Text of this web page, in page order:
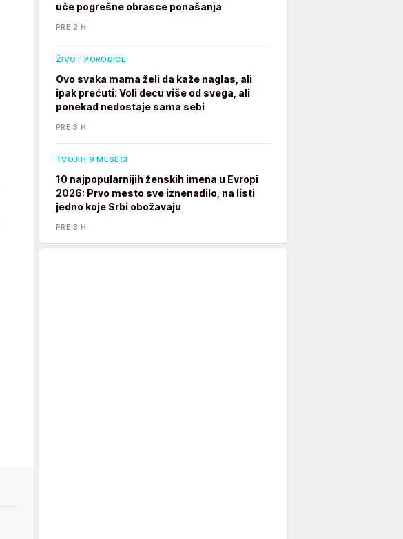
uče pogrešne obrasce ponašanja
PRE 2 H
ŽIVOT PORODICE
Ovo svaka mama želi da kaže naglas, ali
ipak prećuti: Voli decu više od svega, ali
ponekad nedostaje sama sebi
PRE 3 H
TVOJIH 9 MESECI
10 najpopularnijih ženskih imena u Evropi
2026: Prvo mesto sve iznenadilo, na listi
jedno koje Srbi obožavaju
PRE 3 H